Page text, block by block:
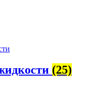
(25)